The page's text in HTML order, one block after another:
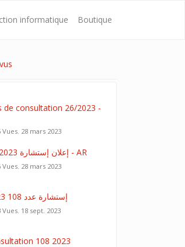
informatique Boutique
de consultation 26/2023 -
Vues. 28 mars 2023
26/2023 إعلان إستشارة - AR
Vues. 28 mars 2023
إستشارة عدد 108 2023
Vues. 18 sept. 2023
108 2023